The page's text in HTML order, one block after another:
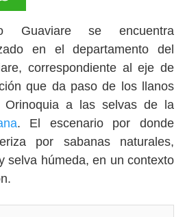
se encuentra
en el departamento del
correspondiente al eje de
que da paso de los llanos
a las selvas de la
. El escenario por donde
por sabanas naturales,
selva húmeda, en un contexto